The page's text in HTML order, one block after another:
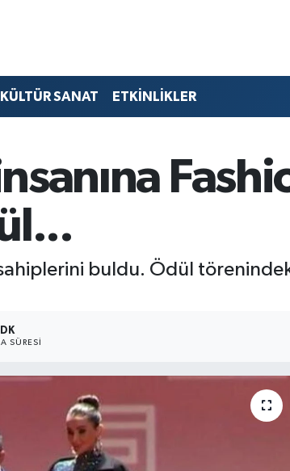
KÜLTÜR SANAT ETKİNLİKLER
buldu. ​​​​​​​Ödül
SÜRESI